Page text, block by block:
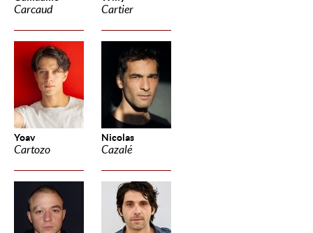
Carcaud Cartier
Yoav
Cartozo
Nicolas
Cazalé